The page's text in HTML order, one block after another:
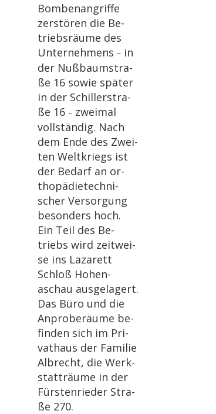
Bom­ben­an­grif­fe
zer­stö­ren die Be­
triebs­räu­me des
Un­ter­neh­mens –in
der Nuß­baum­stra­
ße 16 sowie spä­ter
in der Schil­ler­stra­
ße 16 –zwei­mal
voll­stän­dig. Nach
dem Ende des Zwei­
ten Welt­kriegs ist
der Be­darf an or­
tho­pä­die­tech­ni­
scher Ver­sor­gung
be­son­ders hoch.
Ein Teil des Be­
triebs wird zeit­wei­
se ins La­za­rett
Schloß Ho­hen­
aschau aus­ge­la­gert.
Das Büro und die
An­pro­be­räu­me be­
fin­den sich im Pri­
vat­haus der Fa­mi­lie
Al­brecht, die Werk­
statt­räu­me in der
Fürs­ten­rie­der Stra­
ße 270.